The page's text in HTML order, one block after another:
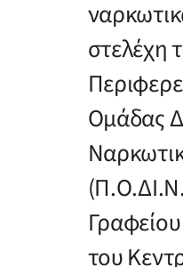
στελέχη
Ομάδας
του